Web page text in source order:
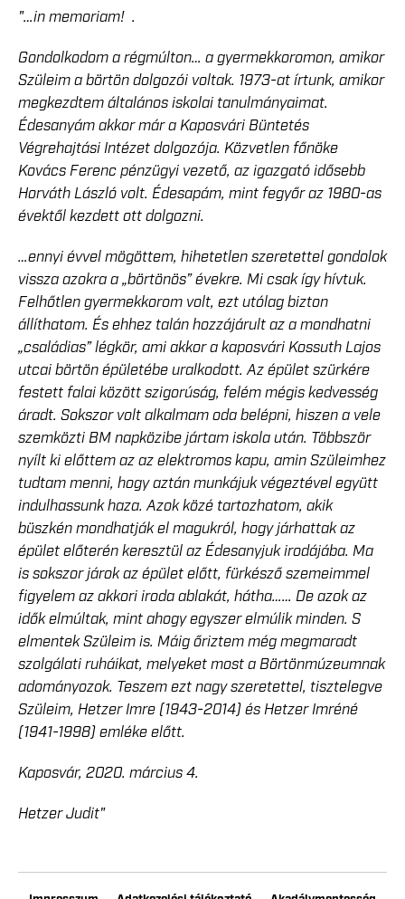
"…in memoriam! .
Gondolkodom a régmúlton… a gyermekkoromon, amikor
Szüleim a börtön dolgozói voltak. 1973-at írtunk, amikor
megkezdtem általános iskolai tanulmányaimat.
Édesanyám akkor már a Kaposvári Büntetés
Végrehajtási Intézet dolgozója. Közvetlen főnöke
Kovács Ferenc pénzügyi vezető, az igazgató idősebb
Horváth László volt. Édesapám, mint fegyőr az 1980-as
évektől kezdett ott dolgozni.
…ennyi évvel mögöttem, hihetetlen szeretettel gondolok
vissza azokra a „börtönös” évekre. Mi csak így hívtuk.
Felhőtlen gyermekkorom volt, ezt utólag bizton
állíthatom. És ehhez talán hozzájárult az a mondhatni
„családias” légkör, ami akkor a kaposvári Kossuth Lajos
utcai börtön épületébe uralkodott. Az épület szürkére
festett falai között szigorúság, felém mégis kedvesség
áradt. Sokszor volt alkalmam oda belépni, hiszen a vele
szemközti BM napközibe jártam iskola után. Többször
nyílt ki előttem az az elektromos kapu, amin Szüleimhez
tudtam menni, hogy aztán munkájuk végeztével együtt
indulhassunk haza. Azok közé tartozhatom, akik
büszkén mondhatják el magukról, hogy járhattak az
épület előterén keresztül az Édesanyjuk irodájába. Ma
is sokszor járok az épület előtt, fürkésző szemeimmel
figyelem az akkori iroda ablakát, hátha…… De azok az
idők elmúltak, mint ahogy egyszer elmúlik minden. S
elmentek Szüleim is. Máig őriztem még megmaradt
szolgálati ruháikat, melyeket most a Börtönmúzeumnak
adományozok. Teszem ezt nagy szeretettel, tisztelegve
Szüleim, Hetzer Imre (1943-2014) és Hetzer Imréné
(1941-1998) emléke előtt.
Kaposvár, 2020. március 4.
Hetzer Judit"